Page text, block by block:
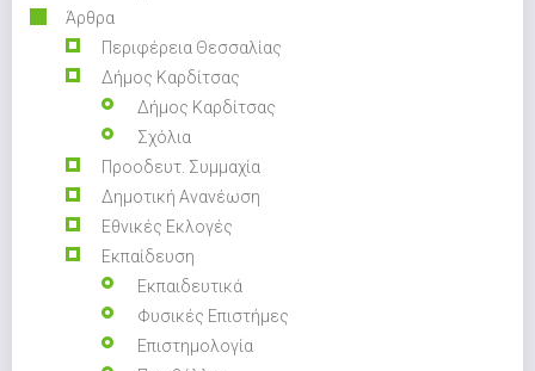
Άρθρα
Περιφέρεια Θεσσαλίας
Δήμος Καρδίτσας
Δήμος Καρδίτσας
Σχόλια
Προοδευτ. Συμμαχία
Δημοτική Ανανέωση
Εθνικές Εκλογές
Εκπαίδευση
Εκπαιδευτικά
Φυσικές Επιστήμες
Επιστημολογία